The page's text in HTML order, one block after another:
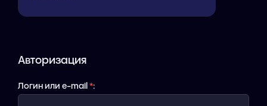
Авторизация
Логин или e-mail *: